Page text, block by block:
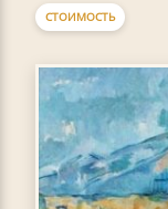
СТОИМОСТЬ